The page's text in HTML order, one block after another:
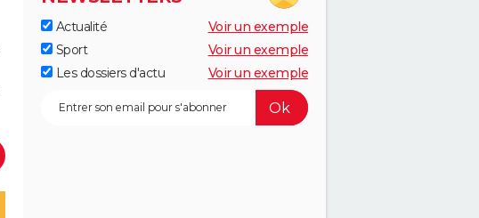
Actualité
Voir un exemple
Sport
Voir un exemple
Les dossiers d'actu
Voir un exemple